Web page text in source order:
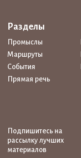
Разделы
Промыслы
Маршруты
События
Прямая речь
Подпишитесь на
рассылку лучших
материалов